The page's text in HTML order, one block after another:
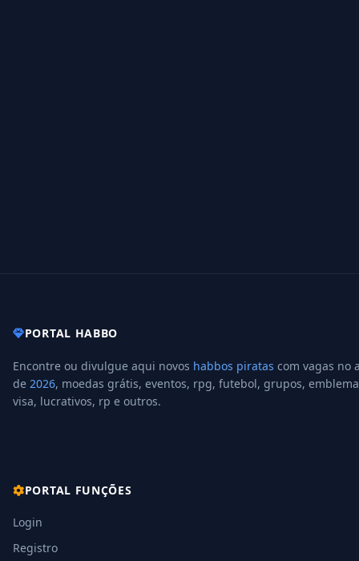
PORTAL HABBO
Encontre ou divulgue aqui novos habbos piratas com vagas no
de 2026, moedas grátis, eventos, rpg, futebol, grupos,
visa, lucrativos, rp e outros.
PORTAL FUNÇÕES
Login
Registro